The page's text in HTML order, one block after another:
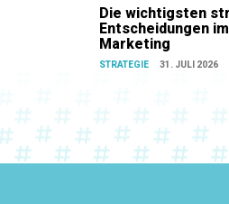
Die wichtigsten
Entscheidungen
Marketing
STRATEGIE 31. JULI 2026